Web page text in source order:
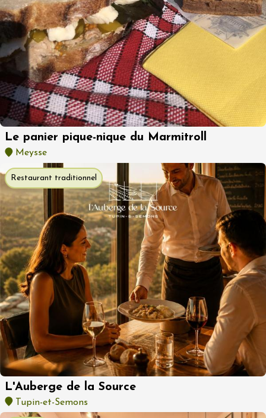
Le panier pique-nique du Marmitroll
Meysse
Restaurant traditionnel
L'Auberge de la Source
Tupin-et-Semons